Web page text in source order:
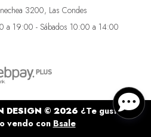
3200, Las Condes
a 19:00 - Sábados 10:00 a 14:00
DESIGN © 2026 ¿Te gusta mi
vendo con Bsale